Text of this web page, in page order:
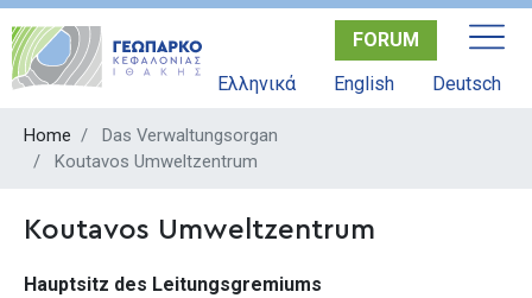
Skip
main
FORUM
Ελληνικά
English Deutsch
Home
Das Verwaltungsorgan
Koutavos Umweltzentrum
Koutavos Umweltzentrum
Hauptsitz des Leitungsgremiums